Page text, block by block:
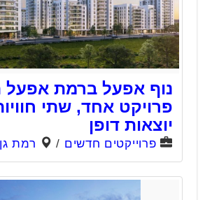
נוף אפעל ברמת
פרויקט אחד, שתי
יוצאות דופן
פרוייקטים חדשים / רמת גן